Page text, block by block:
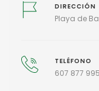
DIRECCIÓN
Playa de
TELÉFONO
607 877 995